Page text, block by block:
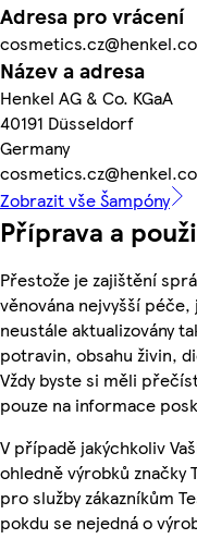
Adresa pro vrácení
Název a adresa
Henkel AG & Co. KGaA
40191 Düsseldorf
Germany
Zobrazit vše Šampóny
Příprava a
Přestože je zajištění
věnována nejvyšší
neustále aktualizovány
potravin, obsahu živin,
Vždy byste si měli
pouze na informace
V případě jakýchkoliv
ohledně výrobků
pro služby zákazníkům
pokdu se nejedná o